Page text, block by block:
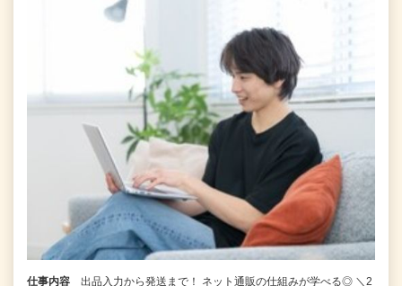
仕事内容 出品入力から発送まで！ ネット通販の仕組みが学べる◎ ＼2